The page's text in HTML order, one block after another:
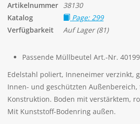
Artikelnummer 38130
Katalog
Page: 299
Verfügbarkeit
Auf Lager(81)
Passende Müllbeutel Art.-Nr. 40199
Edelstahl poliert, Inneneimer verzinkt,
Innen- und geschützten
Konstruktion. Boden mit verstärktem,
Mit Kunststoff-Bodenring außen.